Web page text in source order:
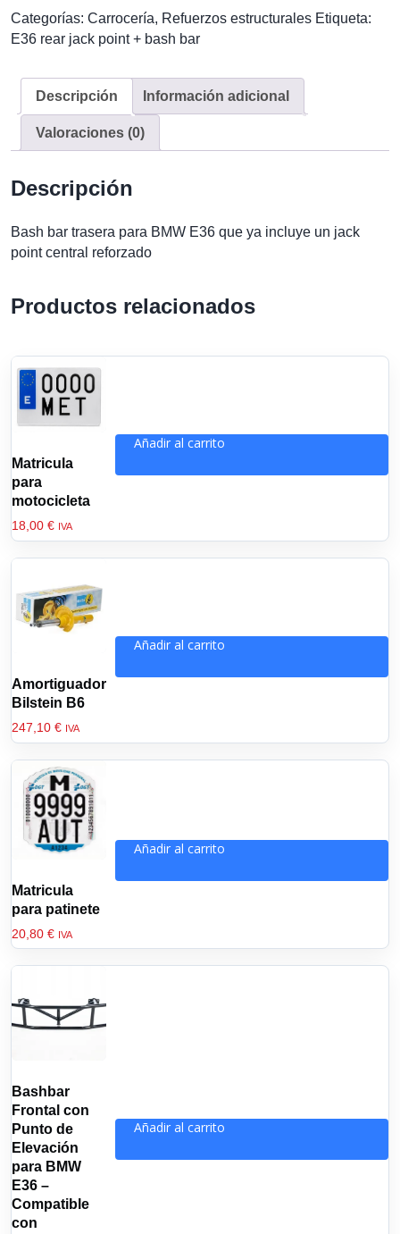
point
+
cantidad
Categorías: Carrocería, Refuerzos estructurales Etiqueta:
E36 rear jack point + bash bar
Descripción Información adicional
Valoraciones (0)
Descripción
Bash bar trasera para BMW E36 que ya incluye un jack
point central reforzado
Productos relacionados
Matricula
para
motocicleta
18,00 € IVA
Añadir al carrito
Amortiguador
Bilstein B6
247,10 € IVA
Añadir al carrito
Matricula
para patinete
20,80 € IVA
Añadir al carrito
Bashbar
Frontal con
Punto de
Elevación
para BMW
E36 –
Compatible
con
Añadir al carrito